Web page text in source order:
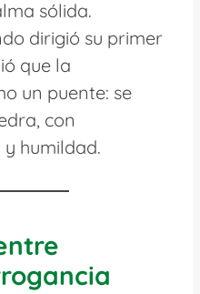
sólida.
dirigió su primer
que la
un puente: se
con
humildad.